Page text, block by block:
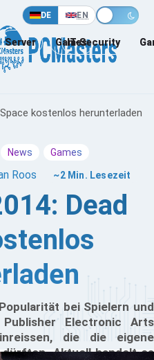
DE EN
Server Games
IT-Security
kostenlos herunterladen
News Games
Roos ~2 Min. Lesezeit
Dead
bei Spielern und
Electronic Arts
die die eigene
Aktuell handelt es